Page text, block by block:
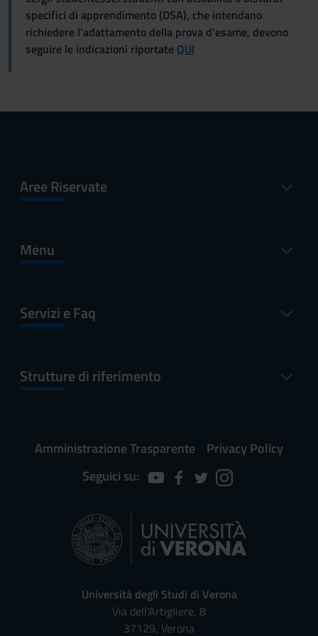
specifici di apprendimento (DSA), che intendano
richiedere l'adattamento della prova d'esame, devono
seguire le indicazioni riportate QUI
Aree Riservate
Menu
Servizi e Faq
Strutture di riferimento
Amministrazione Trasparente
Privacy Policy
Seguici su:
Università degli Studi di Verona
Via dell'Artigliere, 8
37129, Verona